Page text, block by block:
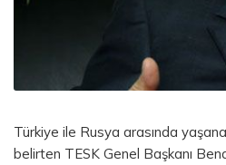
Türkiye ile Rusya arasında
belirten TESK Genel Başkanı